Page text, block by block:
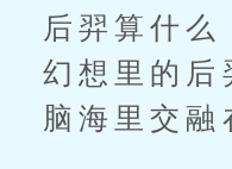
后羿算什
幻想里的后
脑海里交融